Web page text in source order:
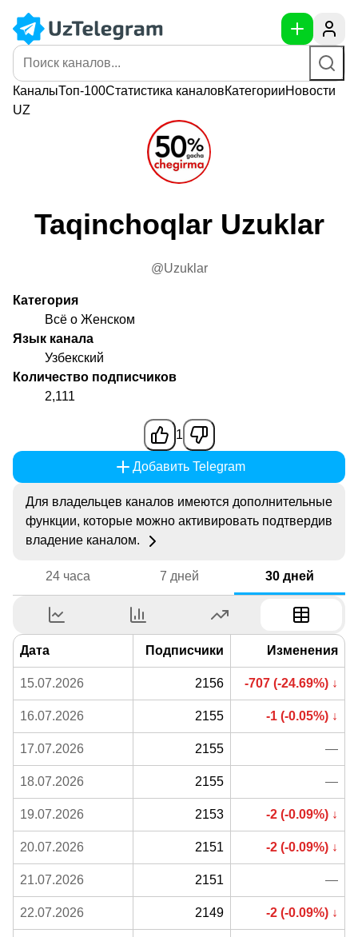
КаналыТоп-100Статистика каналовКатегорииНовости
UZ
Taqinchoqlar Uzuklar
@Uzuklar
Категория
Всё о Женском
Язык канала
Узбекский
Количество подписчиков
2,111
1
Добавить Telegram
Для владельцев каналов имеются дополнительные
функции, которые можно активировать подтвердив
владение каналом.
24 часа 7 дней 30 дней
Дата Подписчики Изменения
15.07.2026 2156 -707 (-24.69%) ↓
16.07.2026 2155 -1 (-0.05%) ↓
17.07.2026 2155 —
18.07.2026 2155 —
19.07.2026 2153 -2 (-0.09%) ↓
20.07.2026 2151 -2 (-0.09%) ↓
21.07.2026 2151 —
22.07.2026 2149 -2 (-0.09%) ↓